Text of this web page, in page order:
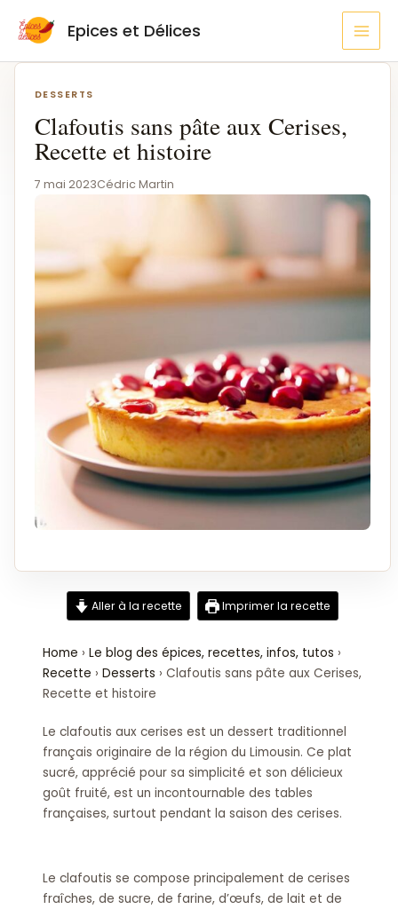
Epices et Délices
DESSERTS
Clafoutis sans pâte aux Cerises,
Recette et histoire
7 mai 2023Cédric Martin
Aller à la recette Imprimer la recette
Home › Le blog des épices, recettes, infos, tutos ›
Recette › Desserts › Clafoutis sans pâte aux Cerises,
Recette et histoire
Le clafoutis aux cerises est un dessert traditionnel
français originaire de la région du Limousin. Ce plat
sucré, apprécié pour sa simplicité et son délicieux
goût fruité, est un incontournable des tables
françaises, surtout pendant la saison des cerises.
Le clafoutis se compose principalement de cerises
fraîches, de sucre, de farine, d’œufs, de lait et de
de